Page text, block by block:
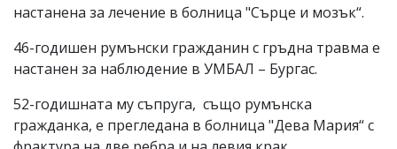
настанена за лечение в болница "Сърце и мозък“.
46-годишен румънски гражданин с гръдна травма е
настанен за наблюдение в УМБАЛ – Бургас.
52-годишната му съпруга, също румънска
гражданка, е прегледана в болница "Дева Мария“ с